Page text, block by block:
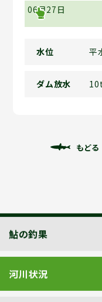
06月27日
水位 平
ダム放水 10t
もどる
鮎の釣果
河川状況